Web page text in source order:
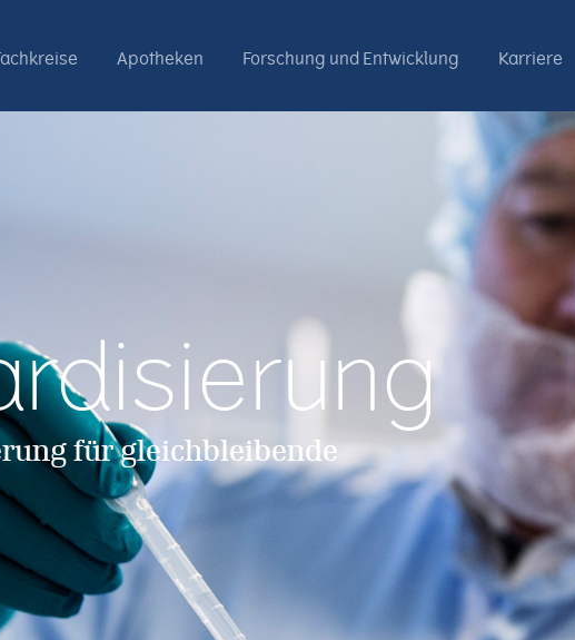
Apotheken Forschung und Entwicklung Karriere
für gleichbleibende